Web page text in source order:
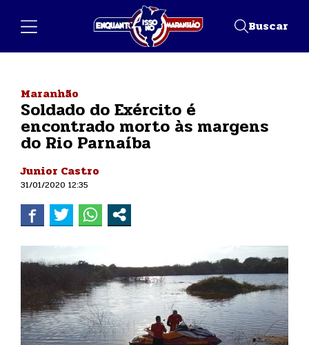
Buscar
Maranhão
Soldado do Exército é
encontrado morto às margens
do Rio Parnaíba
Junior Castro
31/01/2020 12:35